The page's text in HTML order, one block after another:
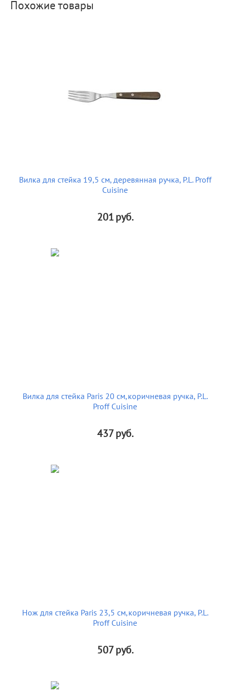
Похожие товары
Вилка для стейка 19,5 см, деревянная ручка, P.L. Proff
Cuisine
201руб.
Вилка для стейка Paris 20 см,коричневая ручка, P.L.
Proff Cuisine
437руб.
Нож для стейка Paris 23,5 см,коричневая ручка, P.L.
Proff Cuisine
507руб.